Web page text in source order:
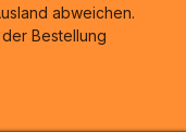
abweichen.
Bestellung